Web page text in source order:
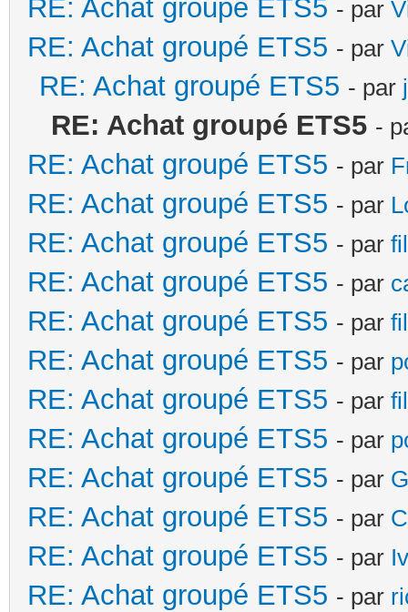
RE: Achat groupé ETS5 - par
RE: Achat groupé ETS5 - par
RE: Achat groupé ETS5 - par
RE: Achat groupé ETS5 -
RE: Achat groupé ETS5 - par
RE: Achat groupé ETS5 - par
RE: Achat groupé ETS5 - par
RE: Achat groupé ETS5 - par
RE: Achat groupé ETS5 - par
RE: Achat groupé ETS5 - par
RE: Achat groupé ETS5 - par
RE: Achat groupé ETS5 - par
RE: Achat groupé ETS5 - par
RE: Achat groupé ETS5 - par
RE: Achat groupé ETS5 - par
RE: Achat groupé ETS5 - par